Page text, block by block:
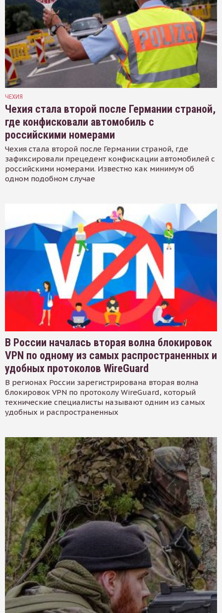
ЧЕХИЯ
Чехия стала второй после Германии страной,
где конфисковали автомобиль с
российскими номерами
Чехия стала второй после Германии страной, где
зафиксировали прецедент конфискации автомобилей с
российскими номерами. Известно как минимум об
одном подобном случае
В России началась вторая волна блокировок
VPN по одному из самых распространенных и
удобных протоколов WireGuard
В регионах России зарегистрирована вторая волна
блокировок VPN по протоколу WireGuard, который
технические специалисты называют одним из самых
удобных и распространенных